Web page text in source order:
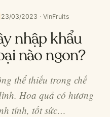
23/03/2023 · VinFruits
nhập khẩu
nào ngon?
thể thiếu trong chế
Hoa quả có hương
tính, tốt sức…